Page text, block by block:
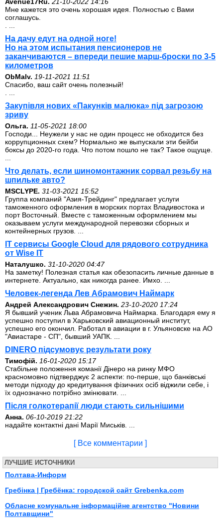
Мне кажется это очень хорошая идея. Полностью с Вами
соглашусь.
На дачу едут на одной ноге!
Но на этом испытания пенсионеров не
заканчиваются – впереди пешие марш-броски по 3-5
километров
ОbMalv. 19-11-2021 11:51
Спасибо, ваш сайт очень полезный!
Закупівля нових «Пакунків малюка» під загрозою
зриву
Ольга. 11-05-2021 18:00
Господи... Неужели у нас не один процесс не обходится без
коррупционных схем? Нормально же выпускали эти бейби
боксы до 2020-го года. Что потом пошло не так? Такое ощуще.
Что делать, если шиномонтажник сорвал резьбу на
шпильке авто?
MSCLYPE. 31-03-2021 15:52
Группа компаний "Азия-Трейдинг" предлагает услуги
таможенного оформления в морских портах Владивостока и
порт Восточный. Вместе с таможенным оформлением мы
оказываем услуги международной перевозки сборных и
контейнерных грузов. ...
IT сервисы Google Cloud для рядового сотрудника
от Wise IT
Наталушко. 31-10-2020 04:47
На заметку! Полезная статья как обезопасить личные данные в
интернете. Актуально, как никогда ранее. Имхо. ...
Человек-легенда Лев Абрамович Наймарк
Андрей Александрович Снежин. 23-10-2020 17:24
Я бывший ученик Льва Абрамовича Наймарка. Благодаря ему я
успешно поступил в Харьковский авиационный институт,
успешно его окончил. Работал в авиации в г. Ульяновске на АО
"Авиастаре - СП", бывший УАПК. ...
DINERO підсумовує результати року
Тимофій. 16-01-2020 15:17
Стабільне положення команії Дінеро на ринку МФО
красномовно підтверджує 2 аспекти: по-перше, що банківські
методи підходу до кредитування фізичних осіб віджили себе, і
їх однозначно потрібно змінювати. ...
Після голкотерапії люди стають сильнішими
Анна. 06-10-2019 21:22
надайте контактні дані Марії Миськів. ...
[ Все комментарии ]
ЛУЧШИЕ ИСТОЧНИКИ
Полтава-Информ
Гребінка | Гребёнка: городской сайт Grebenka.com
Обласне комунальне інформаційне агентство "Новини
Полтавщини"